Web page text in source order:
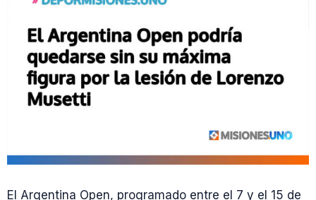
El Argentina Open, programado entre el 7 y el 15 de